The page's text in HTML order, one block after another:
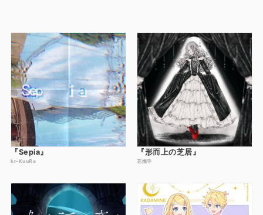
『Sepia』
kr-KuuRa
『形而上の芝居』
花撫寺